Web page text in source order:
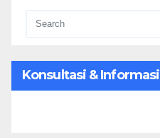
Konsultasi & Informasi